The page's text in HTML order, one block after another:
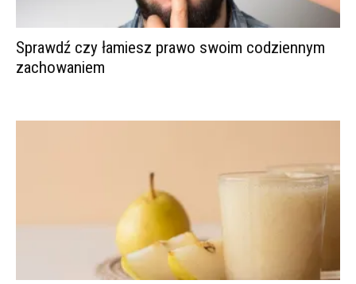
Sprawdź czy łamiesz prawo swoim codziennym
zachowaniem